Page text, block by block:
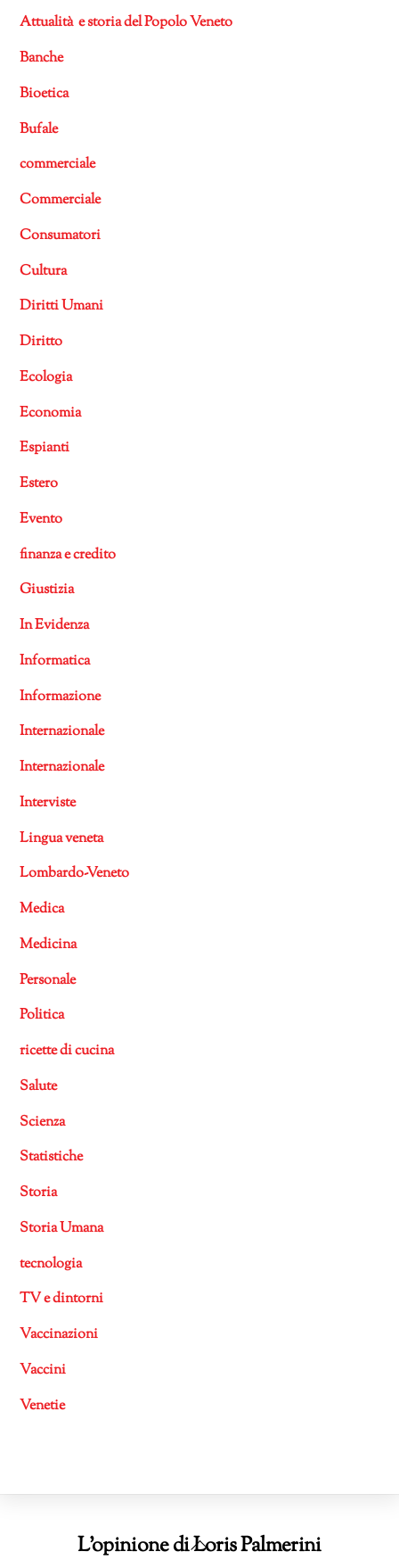
Attualità e storia del Popolo Veneto
Banche
Bioetica
Bufale
commerciale
Commerciale
Consumatori
Cultura
Diritti Umani
Diritto
Ecologia
Economia
Espianti
Estero
Evento
finanza e credito
Giustizia
In Evidenza
Informatica
Informazione
Internazionale
Internazionale
Interviste
Lingua veneta
Lombardo-Veneto
Medica
Medicina
Personale
Politica
ricette di cucina
Salute
Scienza
Statistiche
Storia
Storia Umana
tecnologia
TV e dintorni
Vaccinazioni
Vaccini
Venetie
Back
L'opinione di Loris Palmerini